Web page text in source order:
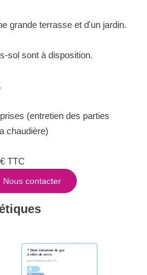
grande terrasse et d'un jardin.
sol sont à disposition.
(entretien des parties
chaudière)
TTC
Nous contacter